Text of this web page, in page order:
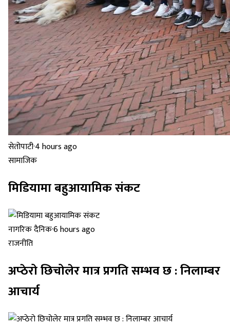
सेतोपाटी·4 hours ago
सामाजिक
मिडियामा बहुआयामिक संकट
नागरिक दैनिक·6 hours ago
राजनीति
अप्ठेरो छिचोलेर मात्र प्रगति सम्भव छ : निलाम्बर
आचार्य